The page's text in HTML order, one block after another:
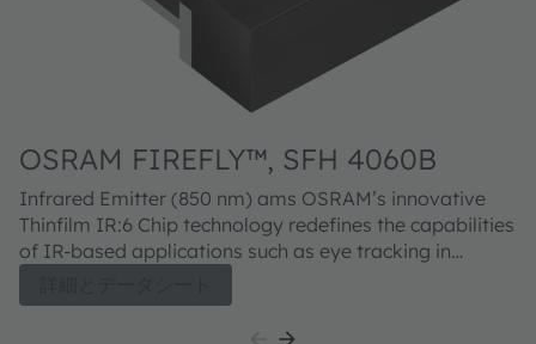
OSRAM FIREFLY™, SFH 4060B
Infrared Emitter (850 nm) ams OSRAM’s innovative
Thinfilm IR:6 Chip technology redefines the capabilities
of IR-based applications such as eye tracking in
illumination while extending battery life thanks to its
superior efficiency. Housed in a completely dark